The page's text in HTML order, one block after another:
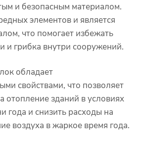
и безопасным материалом.
элементов и является
что помогает избежать
и грибка внутри сооружений.
обладает
свойствами, что позволяет
отопление зданий в условиях
года и снизить расходы на
воздуха в жаркое время года.